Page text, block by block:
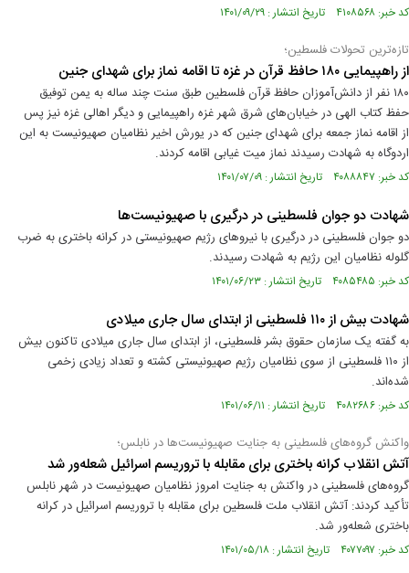
کد خبر: ۴۱۰۸۵۶۸ تاریخ انتشار : ۱۴۰۱/۰۹/۲۹
تازه‌ترین تحولات فلسطین؛
از راهپیمایی ۱۸۰ حافظ قرآن در غزه تا اقامه نماز برای شهدای جنین
۱۸۰ نفر از دانش‌آموزان حافظ قرآن فلسطین طبق سنت چند ساله به یمن توفیق
حفظ کتاب الهی در خیابان‌های شرق شهر غزه راهپیمایی و دیگر اهالی غزه نیز پس
از اقامه نماز جمعه برای شهدای جنین که در یورش اخیر نظامیان صهیونیست به این
اردوگاه به شهادت رسیدند نماز میت غیابی اقامه کردند.
کد خبر: ۴۰۸۸۸۴۷ تاریخ انتشار : ۱۴۰۱/۰۷/۰۹
شهادت دو جوان فلسطینی در درگیری‌ با صهیونیست‌ها
دو جوان فلسطینی در درگیری با نیروهای رژیم صهیونیستی در کرانه باختری به ضرب
گلوله نظامیان این رژیم به شهادت رسیدند.
کد خبر: ۴۰۸۵۴۸۵ تاریخ انتشار : ۱۴۰۱/۰۶/۲۳
شهادت بیش از ۱۱۰ فلسطینی از ابتدای سال جاری میلادی
به گفته یک سازمان حقوق بشر فلسطینی، از ابتدای سال جاری میلادی تاکنون بیش
از ۱۱۰ فلسطینی از سوی نظامیان رژیم صهیونیستی کشته و تعداد زیادی زخمی
شده‌اند.
کد خبر: ۴۰۸۲۶۸۶ تاریخ انتشار : ۱۴۰۱/۰۶/۱۱
واکنش گروه‌های فلسطینی به جنایت صهیونیست‌ها در نابلس؛
آتش انقلاب کرانه باختری برای مقابله با تروریسم اسرائیل شعله‌ور شد
گروه‌های فلسطینی در واکنش به جنایت امروز نظامیان صهیونیست در شهر نابلس
تأکید کردند: آتش انقلاب ملت فلسطین برای مقابله با تروریسم اسرائیل در کرانه
باختری شعله‌ور شد.
کد خبر: ۴۰۷۷۰۹۷ تاریخ انتشار : ۱۴۰۱/۰۵/۱۸